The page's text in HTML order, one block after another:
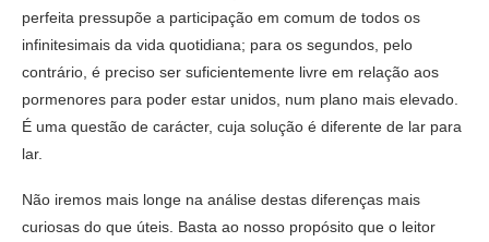
perfeita pressupõe a participação em comum de todos os
infinitesimais da vida quotidiana; para os segundos, pelo
contrário, é preciso ser suficientemente livre em relação aos
pormenores para poder estar unidos, num plano mais elevado.
É uma questão de carácter, cuja solução é diferente de lar para
lar.
Não iremos mais longe na análise destas diferenças mais
curiosas do que úteis. Basta ao nosso propósito que o leitor